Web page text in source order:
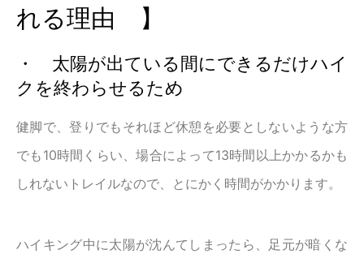
れる理由 】
・ 太陽が出ている間にできるだけハイ
クを終わらせるため
健脚で、登りでもそれほど休憩を必要としないような方
でも10時間くらい、場合によって13時間以上かかるかも
しれないトレイルなので、とにかく時間がかかります。
ハイキング中に太陽が沈んてしまったら、足元が暗くな